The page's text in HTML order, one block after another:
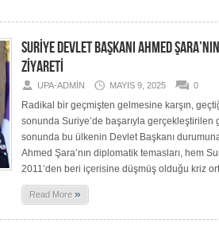
SURİYE DEVLET BAŞKANI AHMED
ZİYARETİ
UPA-ADMIN MAYIS 9, 2025 0
Radikal bir geçmişten gelmesine karşın,
sonunda Suriye’de başarıyla gerçekleştirilen
sonunda bu ülkenin Devlet Başkanı
Ahmed Şara’nın diplomatik temasları, hem
2011’den beri içerisine düşmüş olduğu kriz
Read More »